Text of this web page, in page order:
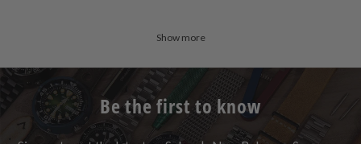
Show more
Be the first to know